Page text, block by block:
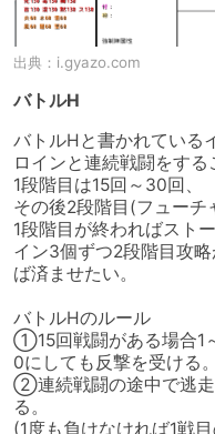
出典： i.gyazo.com
バトルH
バトルHと書かれている
ロインと連続戦闘をする
1段階目は15回～30回、
その後2段階目(フューチ
1段階目が終わればスト
イン3個ずつ2段階目攻
ば済ませたい。
バトルHのルール
①15回戦闘がある場合1
0にしても反撃を受ける。
②連続戦闘の途中で逃走
る。
(1度も負けなければ1戦